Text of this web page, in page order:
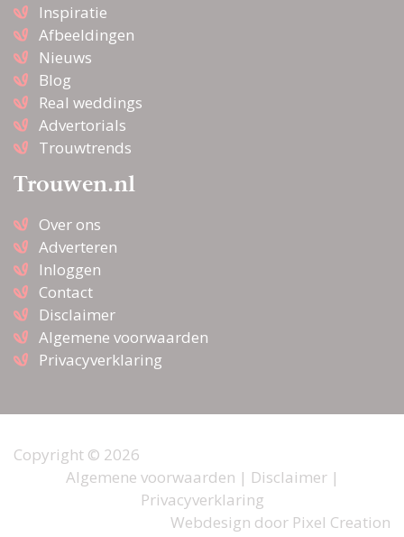
Inspiratie
Afbeeldingen
Nieuws
Blog
Real weddings
Advertorials
Trouwtrends
Trouwen.nl
Over ons
Adverteren
Inloggen
Contact
Disclaimer
Algemene voorwaarden
Privacyverklaring
Copyright © 2026
Algemene voorwaarden | Disclaimer|
Privacyverklaring
Webdesign door Pixel Creation